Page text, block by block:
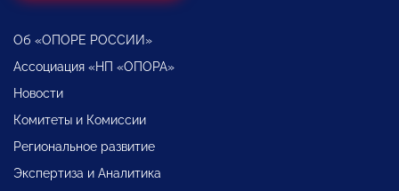
Об «ОПОРЕ РОССИИ»
Ассоциация «НП «ОПОРА»
Новости
Комитеты и Комиссии
Региональное развитие
Экспертиза и Аналитика